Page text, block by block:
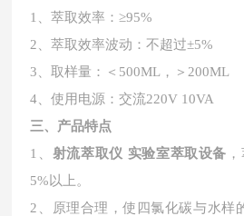
1、萃取效率：≥95%
2、萃取效率波动：不超过±5%
3、取样量：＜500ML，＞200ML
4、使用电源：交流220V 10VA
三、产品特点
1、 射流萃取仪 实验室萃取设备
5%以上。
2、原理合理，使四氯化碳与水样